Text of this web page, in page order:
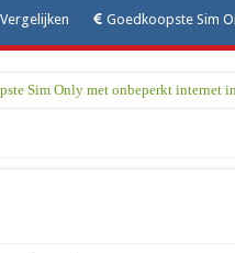
Goedkoopste Sim
Sim Only met onbeperkt internet